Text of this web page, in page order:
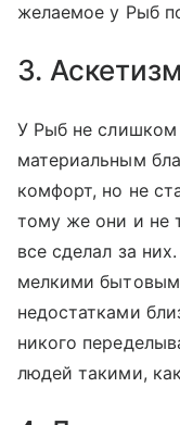
желаемое у Рыб
3.
У Рыб не слишком
материальным
комфорт, но не
тому же они и не
все сделал за
мелкими
недостатками
никого
людей такими,